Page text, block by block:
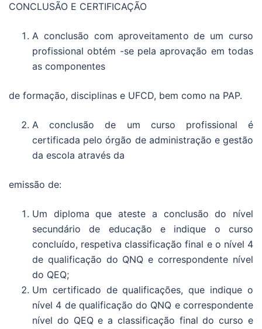
CONCLUSÃO E CERTIFICAÇÃO
A conclusão com aproveitamento de um curso
profissional obtém -se pela aprovação em todas
as componentes
de formação, disciplinas e UFCD, bem como na PAP.
A conclusão de um curso profissional é
certificada pelo órgão de administração e gestão
da escola através da
emissão de:
Um diploma que ateste a conclusão do nível
secundário de educação e indique o curso
concluído, respetiva classificação final e o nível 4
de qualificação do QNQ e correspondente nível
do QEQ;
Um certificado de qualificações, que indique o
nível 4 de qualificação do QNQ e correspondente
nível do QEQ e a classificação final do curso e